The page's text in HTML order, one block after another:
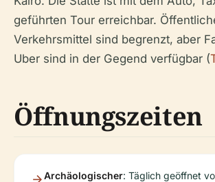
geführten Tour erreichbar.
Verkehrsmittel sind begrenzt, aber
Uber sind in der Gegend verfügbar (
Öffnungszeiten
Archäologischer: Täglich geöffnet